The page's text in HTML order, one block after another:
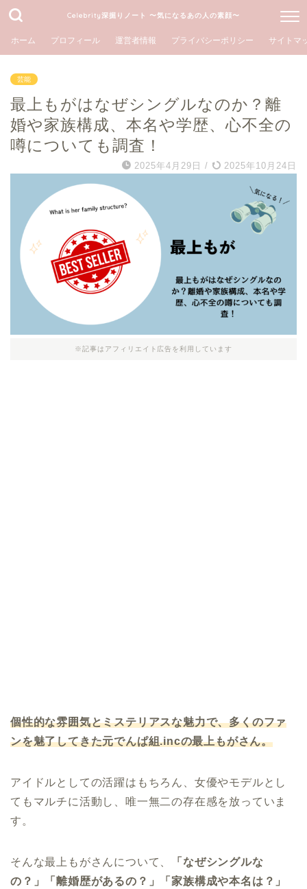
Celebrity深掘りノート 〜気になるあの人の素顔〜
ホーム プロフィール 運営者情報 プライバシーポリシー サイトマ
芸能
最上もがはなぜシングルなのか？離
婚や家族構成、本名や学歴、心不全の
噂についても調査！
2025年4月29日 / 2025年10月24日
※記事はアフィリエイト広告を利用しています
個性的な雰囲気とミステリアスな魅力で、多くのファ
ンを魅了してきた元でんぱ組.incの最上もがさん。
アイドルとしての活躍はもちろん、女優やモデルとし
てもマルチに活動し、唯一無二の存在感を放っていま
す。
そんな最上もがさんについて、
「なぜシングルな
の？」「離婚歴があるの？」「家族構成や本名は？」